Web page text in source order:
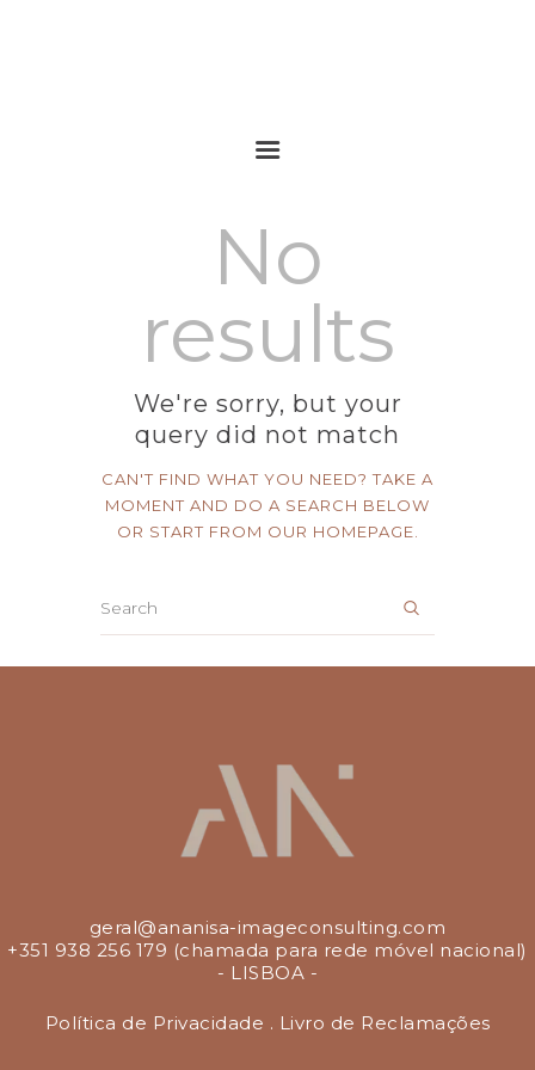
Home
Sobre mim
Serviços
Voucher
Blog
Contactos
No
results
We're sorry, but your
query did not match
CAN'T FIND WHAT YOU NEED? TAKE A
MOMENT AND DO A SEARCH BELOW
OR START FROM OUR HOMEPAGE
geral@ananisa-imageconsulting.com
+351 938 256 179 (chamada para rede móvel nacional)
- LISBOA -
Política de Privacidade . Livro de Reclamações